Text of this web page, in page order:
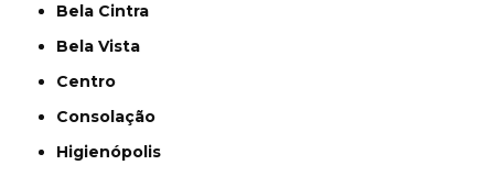
Bela Cintra
Bela Vista
Centro
Consolação
Higienópolis